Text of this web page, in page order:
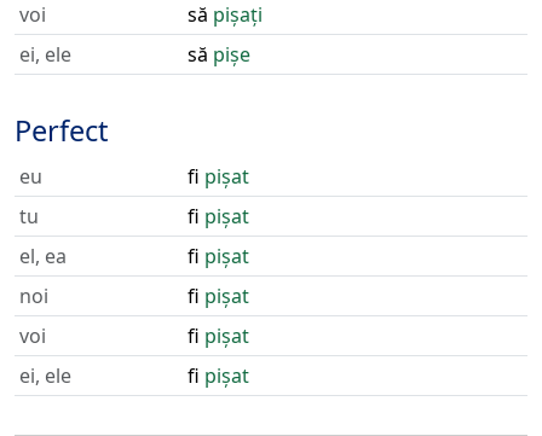
voi
să pișați
ei, ele
să pișe
Perfect
eu fi pișat
tu
fi pișat
el, ea
fi pișat
noi
fi pișat
voi
fi pișat
ei, ele
fi pișat